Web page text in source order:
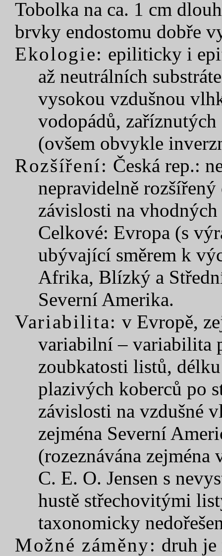
Tobolka na ca. 1 cm
brvky endostomu dobře
Ekologie: epiliticky i
až neutrálních
vysokou vzdušnou
vodopádů,
(ovšem obvykle
Rozšíření: Česká rep.:
nepravidelně
závislosti na
Celkové: Evropa (s
ubývající směrem k
Afrika, Blízký a
Severní Amerika.
Variabilita: v Evropě,
variabilní – variabilita
zoubkatosti listů,
plazivých koberců po
závislosti na vzdušné
zejména Severní
(rozeznávána zejména
C. E. O. Jensen s
hustě střechovitými
taxonomicky
Možné záměny: druh